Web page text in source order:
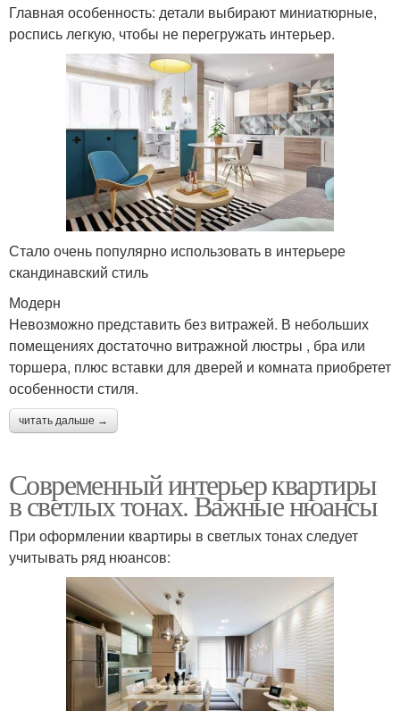
Главная особенность: детали выбирают миниатюрные,
роспись легкую, чтобы не перегружать интерьер.
Стало очень популярно использовать в интерьере
скандинавский стиль
Модерн
Невозможно представить без витражей. В небольших
помещениях достаточно витражной люстры , бра или
торшера, плюс вставки для дверей и комната приобретет
особенности стиля.
читать дальше →
Современный интерьер квартиры
в светлых тонах. Важные нюансы
При оформлении квартиры в светлых тонах следует
учитывать ряд нюансов: